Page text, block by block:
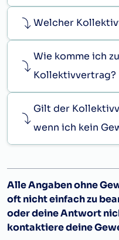
Welcher
Wie komme ich
Kollektivvertrag?
Gilt der
wenn ich kein
Alle Angaben ohne
oft nicht einfach zu
oder deine Antwort
kontaktiere deine